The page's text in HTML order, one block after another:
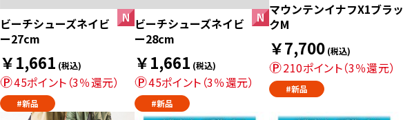
ビーチシューズネイビ
ー27cm
￥1,661 (税込)
45ポイント（3％還元）
#新品
ビーチシューズネイビ
ー28cm
￥1,661 (税込)
45ポイント（3％還元）
#新品
マウンテンイナフX1ブラッ
クM
￥7,700 (税込)
210ポイント（3％還元）
#新品